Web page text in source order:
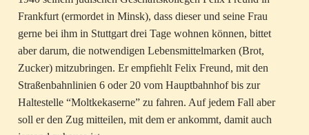
Frankfurt (ermordet in Minsk), dass dieser und seine Frau
gerne bei ihm in Stuttgart drei Tage wohnen können, bittet
aber darum, die notwendigen Lebensmittelmarken (Brot,
Zucker) mitzubringen. Er empfiehlt Felix Freund, mit den
Straßenbahnlinien 6 oder 20 vom Hauptbahnhof bis zur
Haltestelle “Moltkekaserne” zu fahren. Auf jedem Fall aber
soll er den Zug mitteilen, mit dem er ankommt, damit auch